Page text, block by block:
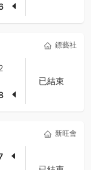
鏢藝社
已結束
新旺會